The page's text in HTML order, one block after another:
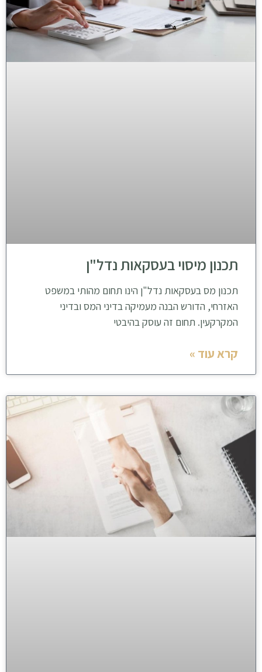
תכנון מיסוי בעסקאות נדל"ן
תכנון מס בעסקאות נדל"ן הינו תחום מהותי במשפט
האזרחי, הדורש הבנה מעמיקה בדיני המס ובדיני
המקרקעין. תחום זה עוסק בהיבטי
קרא עוד »